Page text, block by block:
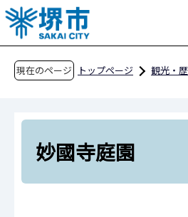
こ
の
ペ
現在のページ トップページ
観光・
文化財紹介ページ
分
妙國寺庭園
妙國寺庭園